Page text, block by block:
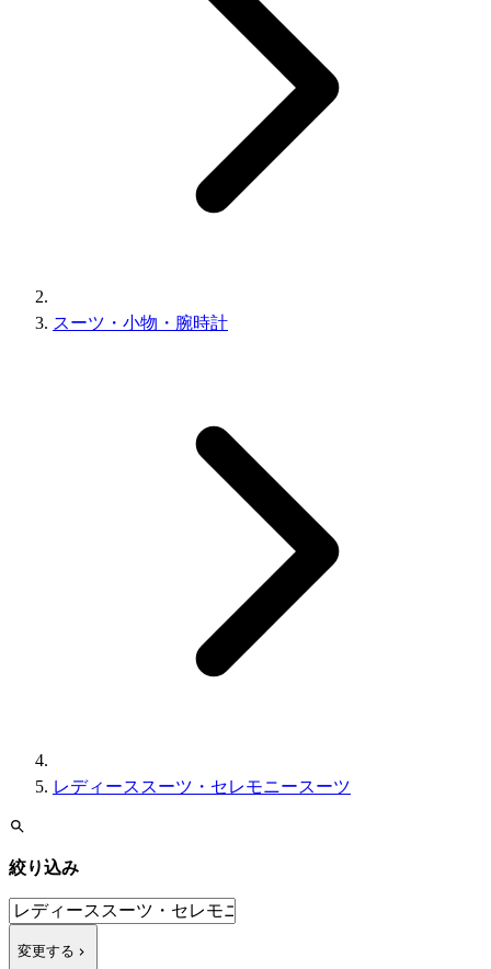
スーツ・小物・腕時計
レディーススーツ・セレモニースーツ
絞り込み
変更する